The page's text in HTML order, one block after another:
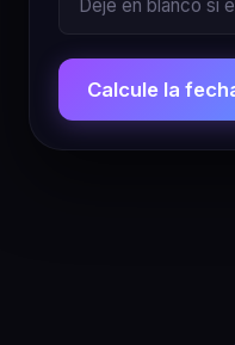
Calcule la